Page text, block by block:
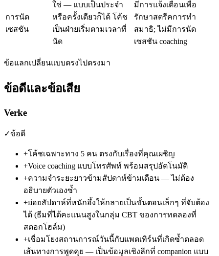
การนัด
เซสชัน
ใช่ — แบบเป็นประจำ
หรือครั้งเดียวก็ได้ โค้ช
เป็นฝ่ายเริ่มตามเวลาที่
นัด
มีการแจ้งเตือนเพื่อ
รักษาสตรีคการทำ
สมาธิ; ไม่มีการนัด
เซสชัน coaching
ข้อแลกเปลี่ยนแบบตรงไปตรงมา
ข้อดีและข้อเสีย
Verke
✓ข้อดี
+โค้ชเฉพาะทาง 5 คน ตรงกับเรื่องที่คุณเผชิญ
+Voice coaching แบบโทรศัพท์ พร้อมสรุปอัตโนมัติ
+ความจำระยะยาวข้ามสัปดาห์ข้ามเดือน — ไม่ต้อง
อธิบายตัวเองซ้ำ
+ย่อยสัปดาห์ที่หนักอึ้งให้กลายเป็นขั้นตอนเล็กๆ ที่จับต้อง
ได้ (ธีมที่ได้คะแนนสูงในกลุ่ม CBT ของการทดลองที่
สตอกโฮล์ม)
+เชื่อมโยงสถานการณ์วันนี้กับแพตเทิร์นที่เกิดซ้ำตลอด
เส้นทางการพูดคุย — เป็นข้อมูลเชิงลึกที่ companion แบบ